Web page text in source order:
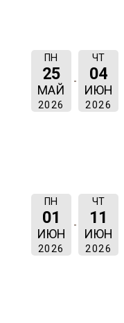
ПН
25
МАЙ
2026
ЧТ
04
ИЮН
2026
ПН
01
ИЮН
2026
ЧТ
11
ИЮН
2026